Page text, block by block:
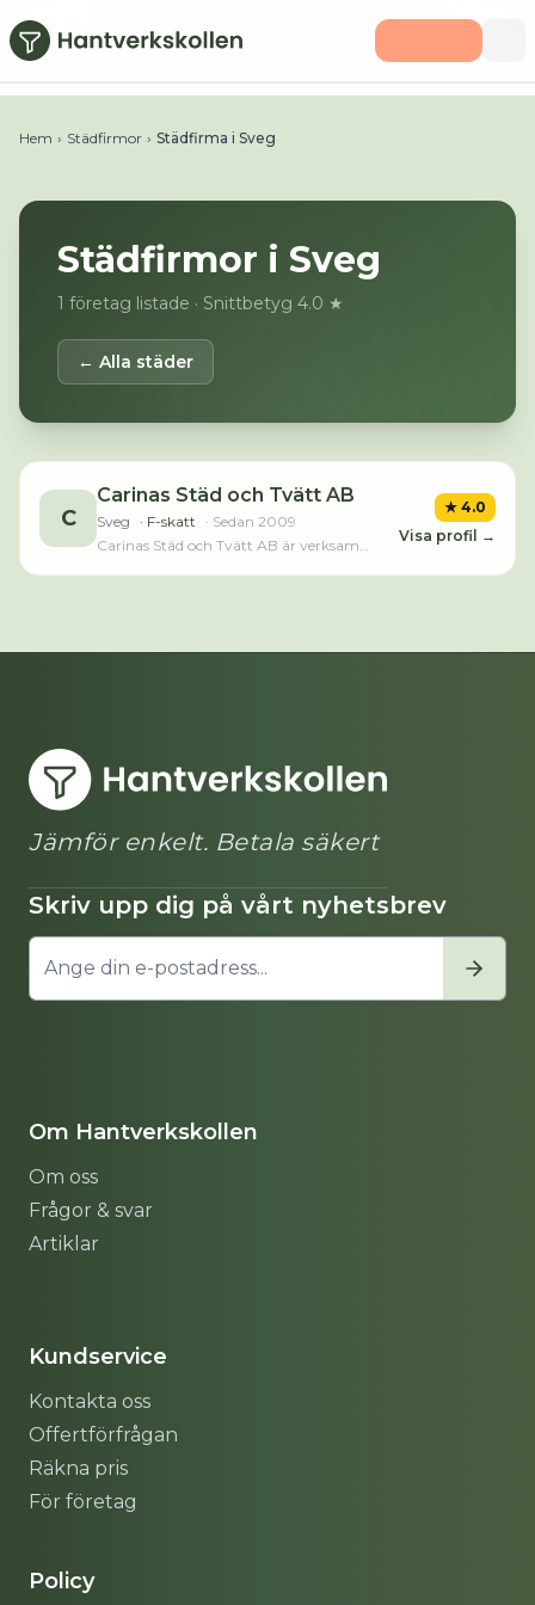
Hoppa till huvudinnehåll
Hem › Städfirmor › Städfirma i Sveg
Städfirmor i Sveg
1 företag listade · Snittbetyg 4.0 ★
← Alla städer
C
Carinas Städ och Tvätt AB
Sveg · F-skatt · Sedan 2009
Carinas Städ och Tvätt AB är verksam
★ 4.0
Visa profil →
Jämför enkelt. Betala säkert
Skriv upp dig på vårt nyhetsbrev
Om Hantverkskollen
Om oss
Frågor & svar
Artiklar
Kundservice
Kontakta oss
Offertförfrågan
Räkna pris
För företag
Policy